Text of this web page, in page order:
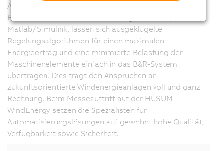
Automatisierungslösungen für die Windenergie-
Branche. Mittels Code-Generierung, zum Beispiel für
Matlab/Simulink, lassen sich ausgeklügelte
Regelungsalgorithmen für einen maximalen
Energieertrag und eine minimierte Belastung der
Maschinenelemente einfach in das B&R-System
übertragen. Dies trägt den Ansprüchen an
zukunftsorientierte Windenergieanlagen voll und ganz
Rechnung. Beim Messeauftritt auf der HUSUM
WindEnergy setzen die Spezialisten für
Automatisierungslösungen auf gewohnt hohe Qualität,
Verfügbarkeit sowie Sicherheit.